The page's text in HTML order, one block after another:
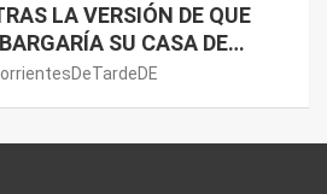
LA VERSIÓN DE QUE
SU CASA DE
RASCAR DE ALGÚN